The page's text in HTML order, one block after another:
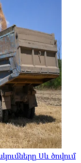
Սև ծովում